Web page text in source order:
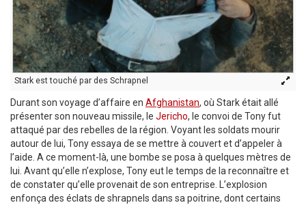
Stark est touché par des Schrapnel
Durant son voyage d’affaire en Afghanistan, où Stark était allé
présenter son nouveau missile, le Jericho, le convoi de Tony fut
attaqué par des rebelles de la région. Voyant les soldats mourir
autour de lui, Tony essaya de se mettre à couvert et d’appeler à
l’aide. A ce moment-là, une bombe se posa à quelques mètres de
lui. Avant qu’elle n’explose, Tony eut le temps de la reconnaître et
de constater qu’elle provenait de son entreprise. L’explosion
enfonça des éclats de shrapnels dans sa poitrine, dont certains